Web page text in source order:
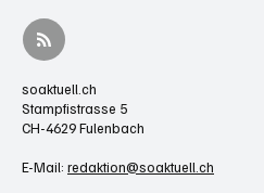
soaktuell.ch
Stampfistrasse 5
CH-4629 Fulenbach
E-Mail: redaktion@soaktuell.ch